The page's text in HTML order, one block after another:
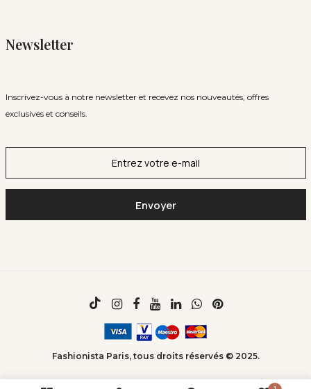
Newsletter
Inscrivez-vous à notre newsletter et recevez nos nouveautés, offres
exclusives et conseils.
Fashionista Paris, tous droits réservés © 2025.